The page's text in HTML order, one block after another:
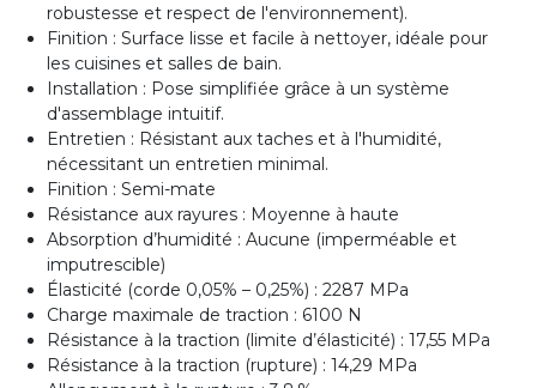
robustesse et respect de l'environnement).
Finition : Surface lisse et facile à nettoyer, idéale pour
les cuisines et salles de bain.
Installation : Pose simplifiée grâce à un système
d'assemblage intuitif.
Entretien : Résistant aux taches et à l'humidité,
nécessitant un entretien minimal.
Finition : Semi-mate
Résistance aux rayures : Moyenne à haute
Absorption d’humidité : Aucune (imperméable et
imputrescible)
Élasticité (corde 0,05% – 0,25%) : 2287 MPa
Charge maximale de traction : 6100 N
Résistance à la traction (limite d’élasticité) : 17,55 MPa
Résistance à la traction (rupture) : 14,29 MPa